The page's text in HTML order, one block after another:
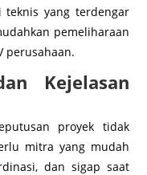
yang terdengar
pemeliharaan
perusahaan.
Kejelasan
proyek tidak
mitra yang mudah
dan sigap saat